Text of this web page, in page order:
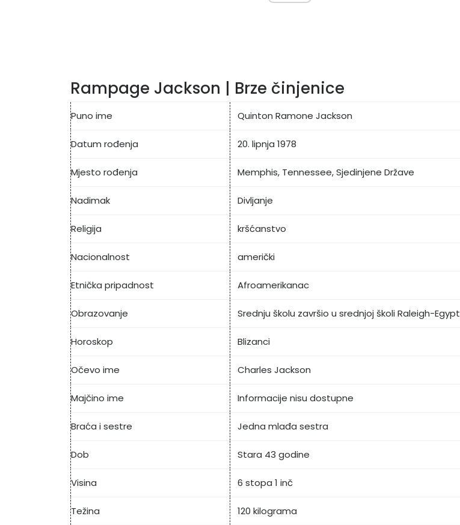
Rampage Jackson | Brze činjenice
Puno ime Quinton Ramone Jackson
Datum rođenja 20. lipnja 1978
Mjesto rođenja Memphis, Tennessee, Sjedinjene Države
Nadimak Divljanje
Religija kršćanstvo
Nacionalnost američki
Etnička pripadnost Afroamerikanac
Obrazovanje Srednju školu završio u srednjoj školi Raleigh-Egypt
Horoskop Blizanci
Očevo ime Charles Jackson
Majčino ime Informacije nisu dostupne
Braća i sestre Jedna mlađa sestra
Dob Stara 43 godine
Visina 6 stopa 1 inč
Težina 120 kilograma